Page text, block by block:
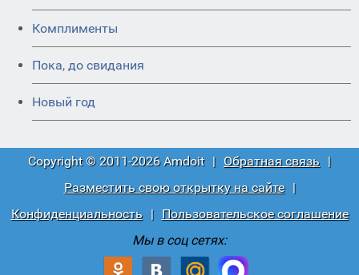
Комплименты
Пока, до свидания
Новый год
Copyright © 2011-2026 Amdoit | Обратная связь |
Разместить свою открытку на сайте
|
Конфиденциальность
|
Пользовательское соглашение
Мы в соц сетях: